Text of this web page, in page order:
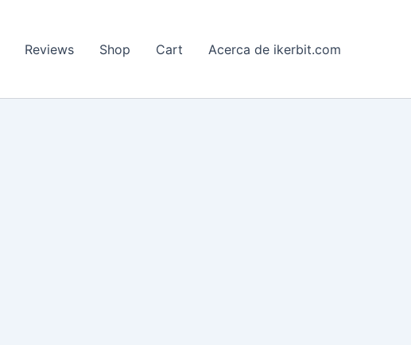
Reviews Shop Cart Acerca de ikerbit.com